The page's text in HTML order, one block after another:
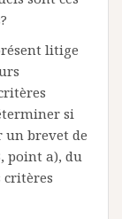
litige
si
un brevet de
point a), du
critères